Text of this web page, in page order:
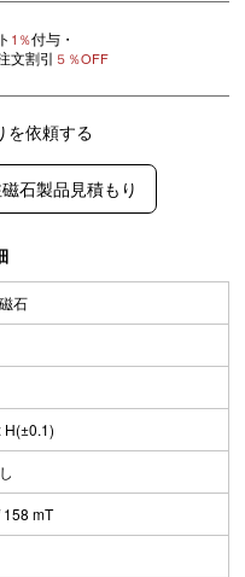
1％付与・
文割引 ５％OFF
を依頼する
石製品見積もり
石
H(±0.1)
158 mT